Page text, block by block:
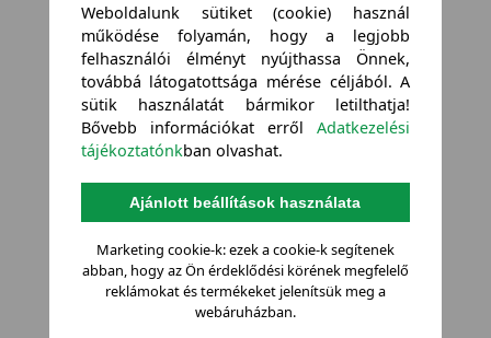
Weboldalunk sütiket (cookie) használ
működése folyamán, hogy a legjobb
felhasználói élményt nyújthassa Önnek,
továbbá látogatottsága mérése céljából. A
sütik használatát bármikor letilthatja!
Bővebb információkat errőlAdatkezelési
tájékoztatónkban olvashat.
Ajánlott beállítások használata
Marketing cookie-k: ezek a cookie-k segítenek
abban, hogy az Ön érdeklődési körének megfelelő
reklámokat és termékeket jelenítsük meg a
webáruházban.